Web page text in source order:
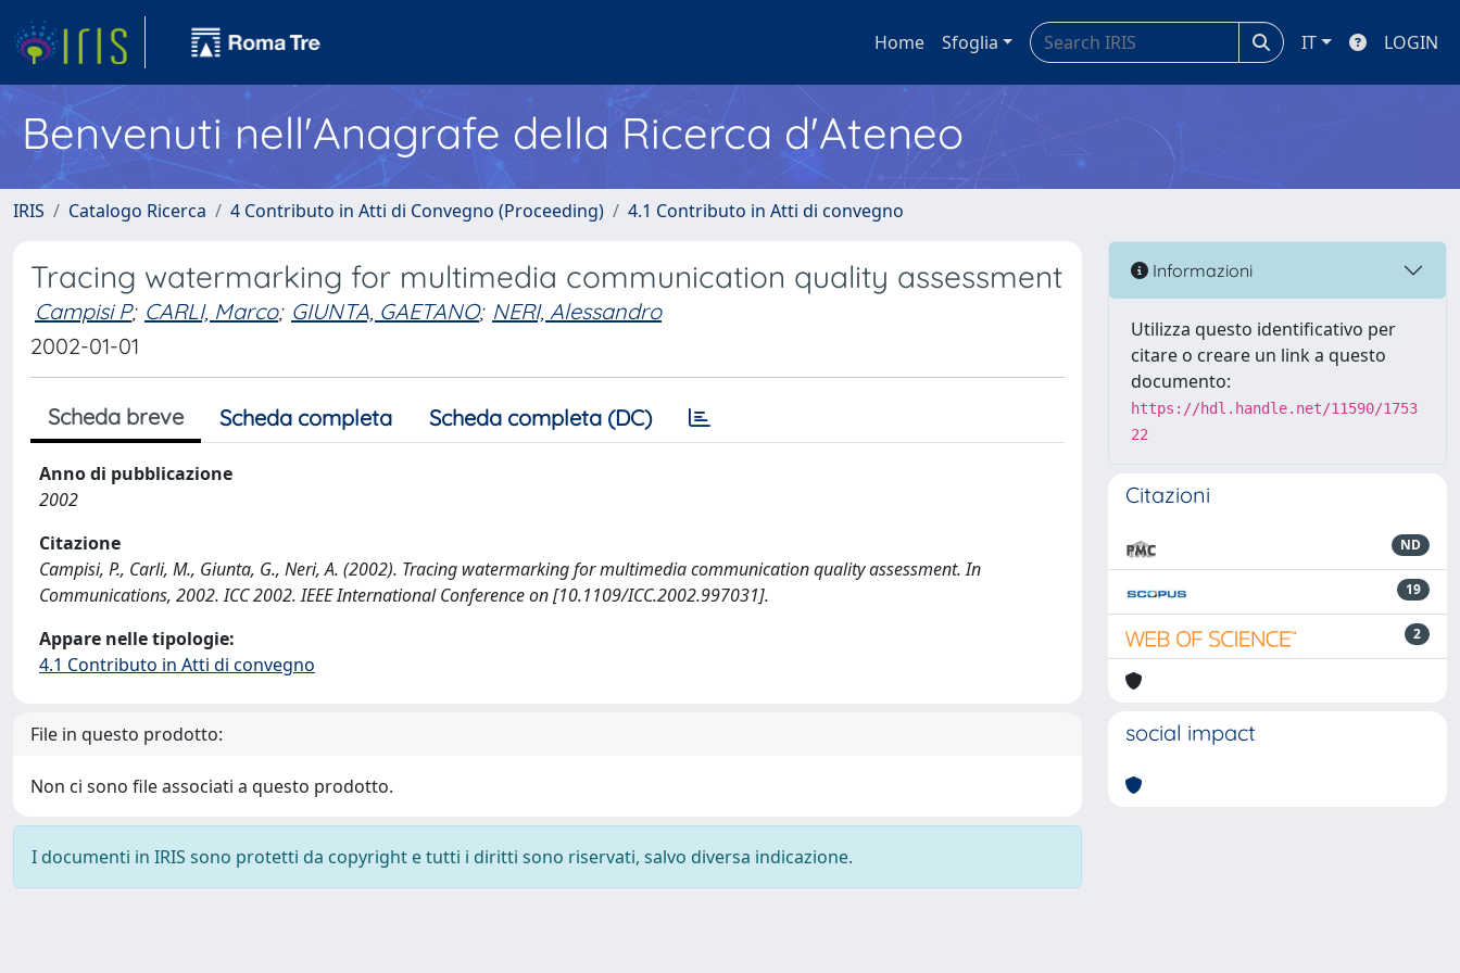
Home Sfoglia IT LOGIN
Benvenuti nell'Anagrafe della Ricerca d'Ateneo
IRIS Catalogo Ricerca 4 Contributo in Atti di Convegno (Proceeding) 4.1 Contributo in Atti di convegno
Tracing watermarking for multimedia communication quality assessment
Campisi P; CARLI, Marco; GIUNTA, GAETANO; NERI, Alessandro
2002-01-01
Scheda breve Scheda completa Scheda completa (DC)
Anno di pubblicazione
2002
Citazione
Campisi, P., Carli, M., Giunta, G., Neri, A. (2002). Tracing watermarking for multimedia communication quality assessment. In
Communications, 2002. ICC 2002. IEEE International Conference on [10.1109/ICC.2002.997031].
Appare nelle tipologie:
4.1 Contributo in Atti di convegno
File in questo prodotto:
Non ci sono file associati a questo prodotto.
I documenti in IRIS sono protetti da copyright e tutti i diritti sono riservati, salvo diversa indicazione.
Informazioni
Utilizza questo identificativo per
citare o creare un link a questo
documento:
https://hdl.handle.net/11590/1753
22
Citazioni
ND
19
2
social impact